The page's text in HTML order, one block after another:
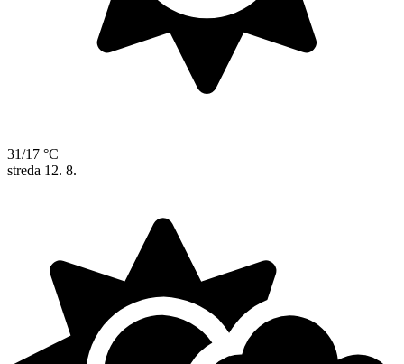
31/17 °C
streda 12. 8.